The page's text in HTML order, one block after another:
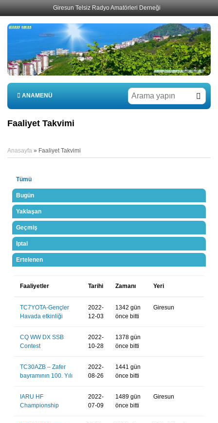
Giresun Telsiz Radyo Amatörleri Derneği
1 2 3
ANAMENÜ
Faaliyet Takvimi
Anasayfa » Faaliyet Takvimi
Tümü
Bugün
Yaklaşan
Geçmiş
Iptal
Ertelenen
Faaliyetler Tarihi Zamanı Yeri
TC7YOTA-Gençler
Havada etkinliği
2022-
12-03
1342 gün
önce bitti
Giresun
CQ WW DX SSB
Contest
2022-
10-28
1378 gün
önce bitti
TC30AZB – Zafer
bayramının 100. Yılı
2022-
08-26
1441 gün
önce bitti
IARU HF
Championship
2022-
07-09
1489 gün
önce bitti
Giresun